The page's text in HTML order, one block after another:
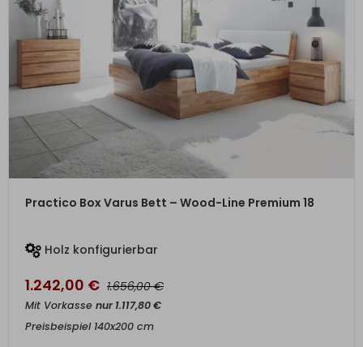
Practico Box Varus Bett – Wood-Line Premium 18
Holz konfigurierbar
1.242,00 € 1.656,00€
Mit Vorkasse nur1.117,80€
Preisbeispiel 140x200 cm